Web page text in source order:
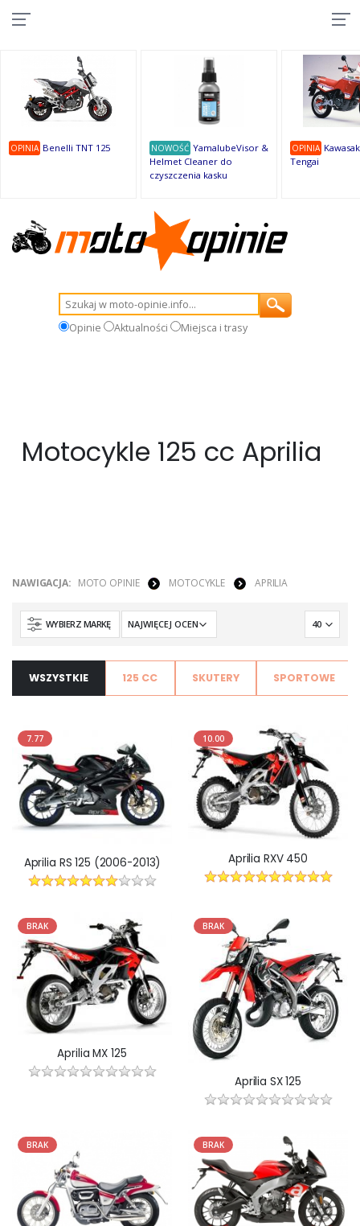
OPINIA Benelli TNT 125 NOWOŚĆ YamalubeVisor &
Helmet Cleaner do
czyszczenia kasku
OPINIA
Tengai
Opinie Aktualności Miejsca i trasy
Motocykle 125 cc Aprilia
NAWIGACJA: MOTO OPINIE MOTOCYKLE APRILIA
WYBIERZ MARKĘ
WSZYSTKIE 125 CC SKUTERY SPORTOWE
7.77
Aprilia RS 125 (2006-2013)
10.00
Aprilia RXV 450
BRAK
Aprilia MX 125
BRAK
Aprilia SX 125
BRAK BRAK